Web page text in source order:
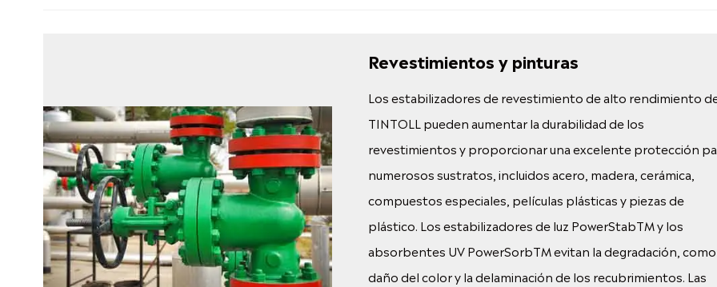
Revestimientos y pinturas
Los estabilizadores de revestimiento de alto rendimiento
TINTOLL pueden aumentar la durabilidad de los
revestimientos y proporcionar una excelente protección
numerosos sustratos, incluidos acero, madera, cerámica,
compuestos especiales, películas plásticas y piezas de
plástico. Los estabilizadores de luz PowerStabTM y los
absorbentes UV PowerSorbTM evitan la degradación,
daño del color y la delaminación de los recubrimientos. Las